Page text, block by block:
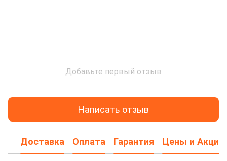
Добавьте первый отзыв
Написать отзыв
Доставка Оплата Гарантия Цены и Акции